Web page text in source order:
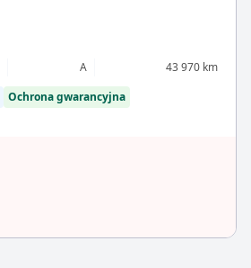
A
43 970 km
Ochrona gwarancyjna